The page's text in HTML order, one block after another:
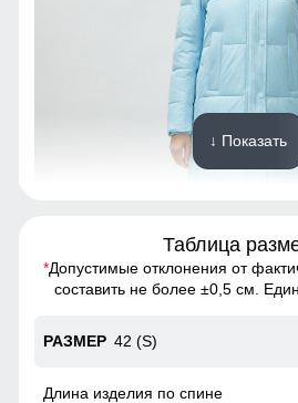
Созданная для долговечности, эта
обеспечивает исключительную
первоначальный вид и качество на
годами.
↓ Показать
Таблица
*Допустимые отклонения от
составить не более ±0,5 см.
42 (S)